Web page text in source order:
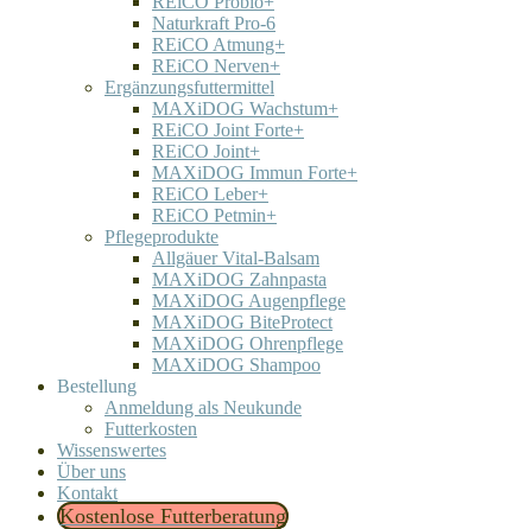
Naturkraft Pro-6
REiCO Atmung+
REiCO Nerven+
Ergänzungsfuttermittel
MAXiDOG Wachstum+
REiCO Joint Forte+
REiCO Joint+
MAXiDOG Immun Forte+
REiCO Leber+
REiCO Petmin+
Pflegeprodukte
Allgäuer Vital-Balsam
MAXiDOG Zahnpasta
MAXiDOG Augenpflege
MAXiDOG BiteProtect
MAXiDOG Ohrenpflege
MAXiDOG Shampoo
Bestellung
Anmeldung als Neukunde
Futterkosten
Wissenswertes
Über uns
Kontakt
Kostenlose Futterberatung